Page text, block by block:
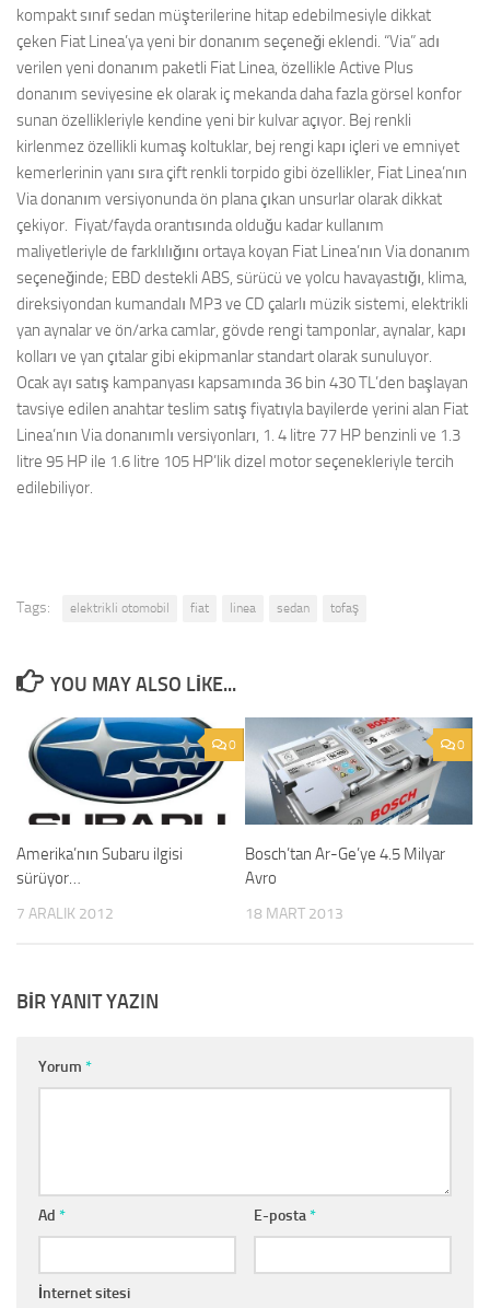
kompakt sınıf sedan müşterilerine hitap edebilmesiyle dikkat
çeken Fiat Linea’ya yeni bir donanım seçeneği eklendi. “Via” adı
verilen yeni donanım paketli Fiat Linea, özellikle Active Plus
donanım seviyesine ek olarak iç mekanda daha fazla görsel konfor
sunan özellikleriyle kendine yeni bir kulvar açıyor. Bej renkli
kirlenmez özellikli kumaş koltuklar, bej rengi kapı içleri ve emniyet
kemerlerinin yanı sıra çift renkli torpido gibi özellikler, Fiat Linea’nın
Via donanım versiyonunda ön plana çıkan unsurlar olarak dikkat
çekiyor. Fiyat/fayda orantısında olduğu kadar kullanım
maliyetleriyle de farklılığını ortaya koyan Fiat Linea’nın Via donanım
seçeneğinde; EBD destekli ABS, sürücü ve yolcu havayastığı, klima,
direksiyondan kumandalı MP3 ve CD çalarlı müzik sistemi, elektrikli
yan aynalar ve ön/arka camlar, gövde rengi tamponlar, aynalar, kapı
kolları ve yan çıtalar gibi ekipmanlar standart olarak sunuluyor.
Ocak ayı satış kampanyası kapsamında 36 bin 430 TL’den başlayan
tavsiye edilen anahtar teslim satış fiyatıyla bayilerde yerini alan Fiat
Linea’nın Via donanımlı versiyonları, 1. 4 litre 77 HP benzinli ve 1.3
litre 95 HP ile 1.6 litre 105 HP’lik dizel motor seçenekleriyle tercih
edilebiliyor.
Tags: elektrikli otomobil fiat linea sedan tofaş
YOU MAY ALSO LIKE...
0
Amerika’nın Subaru ilgisi
sürüyor…
7 ARALIK 2012
0
Bosch’tan Ar-Ge’ye 4.5 Milyar
Avro
18 MART 2013
BIR YANIT YAZIN
Yorum *
Ad * E-posta*
İnternet sitesi